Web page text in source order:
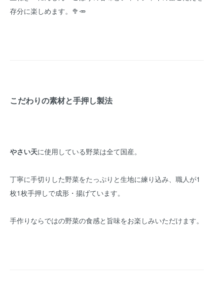
存分に楽しめます。🥦🥕
こだわりの素材と手押し製法
やさい天に使用している野菜は全て国産。
丁寧に手切りした野菜をたっぷりと生地に練り込み、職人が1
枚1枚手押しで成形・揚げています。
手作りならではの野菜の食感と旨味をお楽しみいただけます。